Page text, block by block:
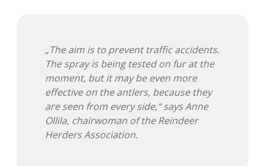
„The aim is to prevent traffic accidents.
The spray is being tested on fur at the
moment, but it may be even more
effective on the antlers, because they
are seen from every side,“ says Anne
Ollila, chairwoman of the Reindeer
Herders Association.